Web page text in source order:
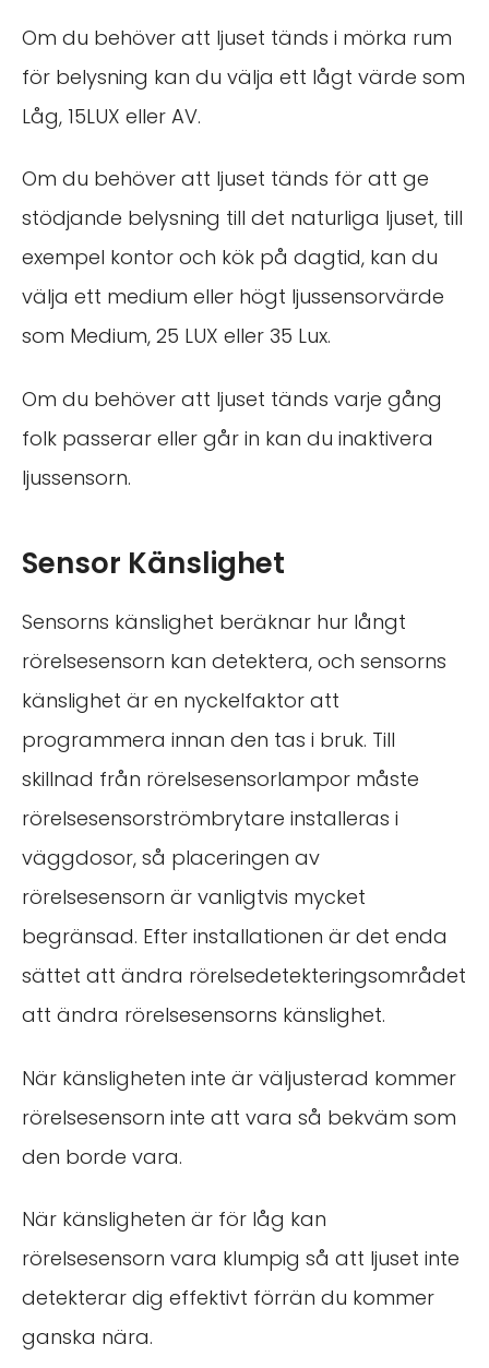
Om du behöver att ljuset tänds i mörka rum
för belysning kan du välja ett lågt värde som
Låg, 15LUX eller AV.
Om du behöver att ljuset tänds för att ge
stödjande belysning till det naturliga ljuset, till
exempel kontor och kök på dagtid, kan du
välja ett medium eller högt ljussensorvärde
som Medium, 25 LUX eller 35 Lux.
Om du behöver att ljuset tänds varje gång
folk passerar eller går in kan du inaktivera
ljussensorn.
Sensor Känslighet
Sensorns känslighet beräknar hur långt
rörelsesensorn kan detektera, och sensorns
känslighet är en nyckelfaktor att
programmera innan den tas i bruk. Till
skillnad från rörelsesensorlampor måste
rörelsesensorströmbrytare installeras i
väggdosor, så placeringen av
rörelsesensorn är vanligtvis mycket
begränsad. Efter installationen är det enda
sättet att ändra rörelsedetekteringsområdet
att ändra rörelsesensorns känslighet.
När känsligheten inte är väljusterad kommer
rörelsesensorn inte att vara så bekväm som
den borde vara.
När känsligheten är för låg kan
rörelsesensorn vara klumpig så att ljuset inte
detekterar dig effektivt förrän du kommer
ganska nära.